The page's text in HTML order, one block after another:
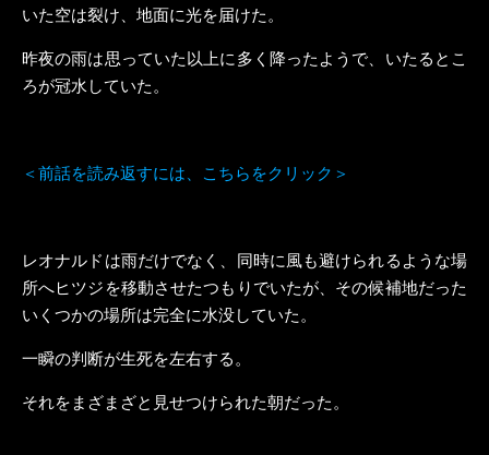
いた空は裂け、地面に光を届けた。
昨夜の雨は思っていた以上に多く降ったようで、いたるとこ
ろが冠水していた。
＜前話を読み返すには、こちらをクリック＞
レオナルドは雨だけでなく、同時に風も避けられるような場
所へヒツジを移動させたつもりでいたが、その候補地だった
いくつかの場所は完全に水没していた。
一瞬の判断が生死を左右する。
それをまざまざと見せつけられた朝だった。